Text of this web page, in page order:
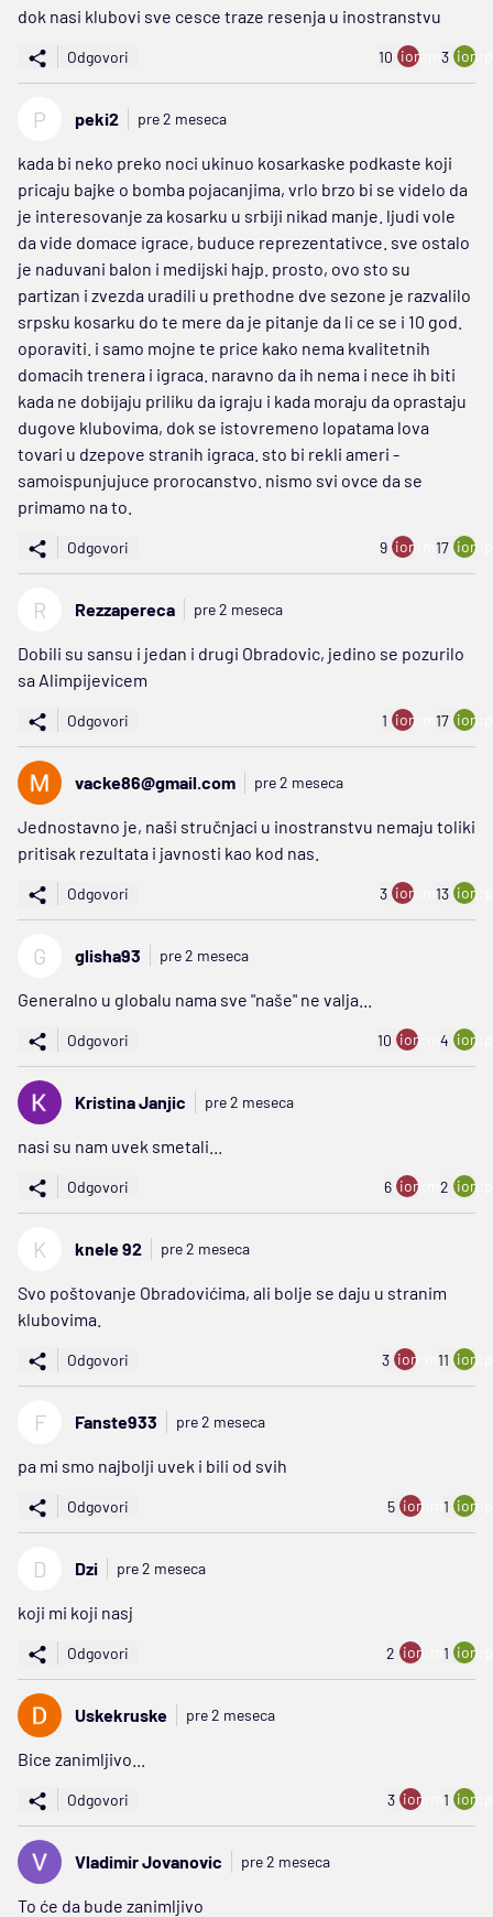
dok nasi klubovi sve cesce traze resenja u inostranstvu
Odgovori 10 ion:minus
3
P peki2 pre 2 meseca
kada bi neko preko noci ukinuo kosarkaske podkaste koji
pricaju bajke o bomba pojacanjima, vrlo brzo bi se videlo da
je interesovanje za kosarku u srbiji nikad manje. ljudi vole
da vide domace igrace, buduce reprezentativce. sve ostalo
je naduvani balon i medijski hajp. prosto, ovo sto su
partizan i zvezda uradili u prethodne dve sezone je razvalilo
srpsku kosarku do te mere da je pitanje da li ce se i 10 god.
oporaviti. i samo mojne te price kako nema kvalitetnih
domacih trenera i igraca. naravno da ih nema i nece ih biti
kada ne dobijaju priliku da igraju i kada moraju da oprastaju
dugove klubovima, dok se istovremeno lopatama lova
tovari u dzepove stranih igraca. sto bi rekli ameri -
samoispunjujuce prorocanstvo. nismo svi ovce da se
primamo na to.
Odgovori 9 ion:minus
17
R Rezzapereca pre 2 meseca
Dobili su sansu i jedan i drugi Obradovic, jedino se pozurilo
sa Alimpijevicem
Odgovori 1 ion:minus
17
vacke86@gmail.com pre 2 meseca
Jednostavno je, naši stručnjaci u inostranstvu nemaju toliki
pritisak rezultata i javnosti kao kod nas.
Odgovori 3 ion:minus
13
G glisha93 pre 2 meseca
Generalno u globalu nama sve "naše" ne valja...
Odgovori 10 ion:minus
4
Kristina Janjic pre 2 meseca
nasi su nam uvek smetali...
Odgovori 6 ion:minus
2
K knele 92 pre 2 meseca
Svo poštovanje Obradovićima, ali bolje se daju u stranim
klubovima.
Odgovori 3 ion:minus
11
F Fanste933 pre 2 meseca
pa mi smo najbolji uvek i bili od svih
Odgovori 5 ion:minus
1
D Dzi pre 2 meseca
koji mi koji nasj
Odgovori 2 ion:minus
1
Uskekruske pre 2 meseca
Bice zanimljivo...
Odgovori 3 ion:minus
1
Vladimir Jovanovic pre 2 meseca
To će da bude zanimljivo